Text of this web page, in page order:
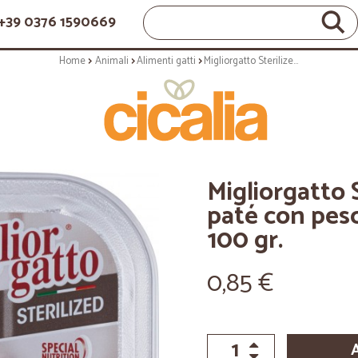
0376 1590669
Home Animali Alimenti gatti Migliorgatto Sterilized Prelibato paté con pesce azzurro e gamberetti 100 gr.
Migliorgatto
paté con
100 gr.
0,85 €